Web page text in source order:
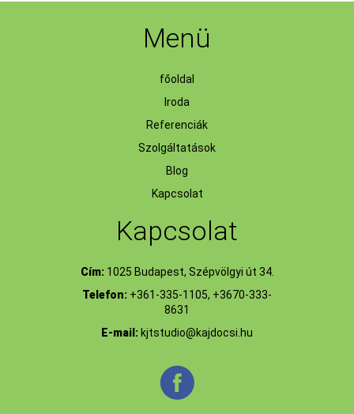
Menü
főoldal
Iroda
Referenciák
Szolgáltatások
Blog
Kapcsolat
Kapcsolat
Cím:1025 Budapest, Szépvölgyi út 34.
Telefon: +361-335-1105, +3670-333-
8631
E-mail: kjtstudio@kajdocsi.hu